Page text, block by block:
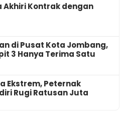
Akhiri Kontrak dengan
di Pusat Kota Jombang,
3 Hanya Terima Satu
Ekstrem, Peternak
Rugi Ratusan Juta